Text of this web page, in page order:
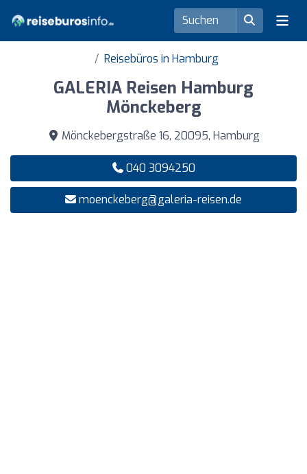
Reisebüros in Hamburg
GALERIA Reisen Hamburg
Mönckeberg
Mönckebergstraße 16, 20095, Hamburg
040 3094250
moenckeberg@galeria-reisen.de